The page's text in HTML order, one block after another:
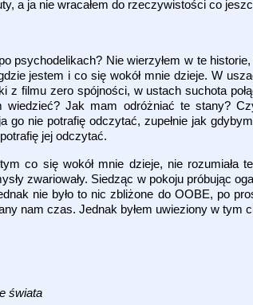
a ja nie wracałem do rzeczywistości co
psychodelikach? Nie wierzyłem w te
jestem i co się wokół mnie dzieje. W
filmu zero spójności, w ustach suchota
wiedzieć? Jak mam odróżniać te stany?
go nie potrafię odczytać, zupełnie jak
jej odczytać.
co się wokół mnie dzieje, nie rozumiała
zwariowały. Siedząc w pokoju próbując
nie było to nic zbliżone do OOBE, po
nam czas. Jednak byłem uwieziony w tym
świata